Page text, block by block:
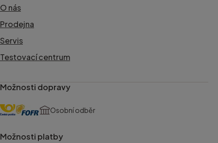
O nás
Prodejna
Servis
Testovací centrum
Možnosti dopravy
Osobní odběr
Možnosti platby